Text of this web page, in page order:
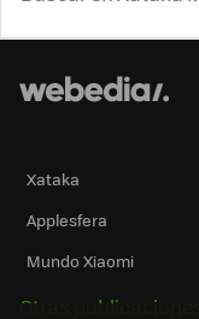
Xataka
Applesfera
Mundo Xiaomi
Otras